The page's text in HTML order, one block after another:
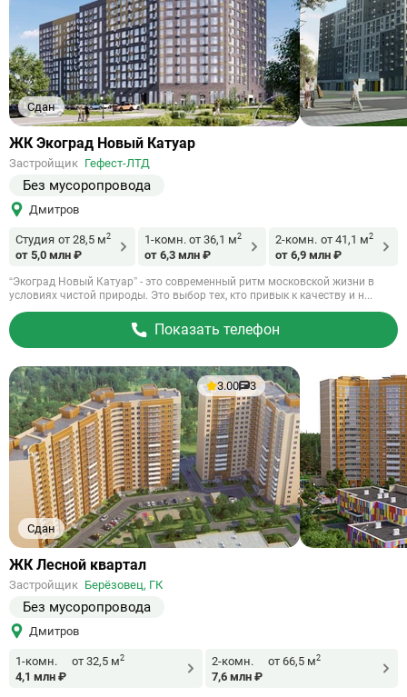
Сдан
Ссылка
объект
ЖК Экоград Новый Катуар
Застройщик Гефест-ЛТД
Без мусоропровода
Дмитров
Студия от 28,5 м2
от 5,0 млн ₽
1-комн. от 36,1 м2
от 6,3 млн ₽
2-комн. от 41,1 м2
от 6,9 млн ₽
“Экоград Новый Катуар” - это современный ритм московской жизни в
условиях чистой природы. Это выбор тех, кто привык к качеству и н...
Показать телефон
Сдан
3.00 3
Ссылка
объект
ЖК Лесной квартал
Застройщик Берёзовец, ГК
Без мусоропровода
Дмитров
1-комн. от 32,5 м2
4,1 млн ₽
2-комн. от 66,5 м2
7,6 млн ₽